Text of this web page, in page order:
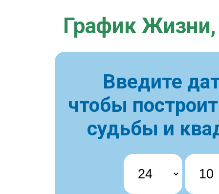
График Жизни,
Введите
чтобы
судьбы и